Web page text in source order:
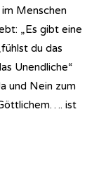
Menschen
„Es gibt eine
du das
Unendliche“
und Nein zum
ist